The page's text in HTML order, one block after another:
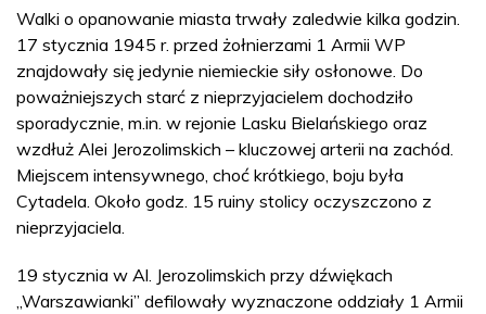
Walki o opanowanie miasta trwały zaledwie kilka godzin.
17 stycznia 1945 r. przed żołnierzami 1 Armii WP
znajdowały się jedynie niemieckie siły osłonowe. Do
poważniejszych starć z nieprzyjacielem dochodziło
sporadycznie, m.in. w rejonie Lasku Bielańskiego oraz
wzdłuż Alei Jerozolimskich – kluczowej arterii na zachód.
Miejscem intensywnego, choć krótkiego, boju była
Cytadela. Około godz. 15 ruiny stolicy oczyszczono z
nieprzyjaciela.
19 stycznia w Al. Jerozolimskich przy dźwiękach
„Warszawianki” defilowały wyznaczone oddziały 1 Armii